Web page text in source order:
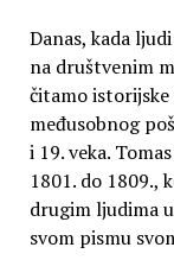
Danas, kada
na društvenim
čitamo
međusobnog
i 19. veka.
1801. do 1809.,
drugim ljudima
svom pismu